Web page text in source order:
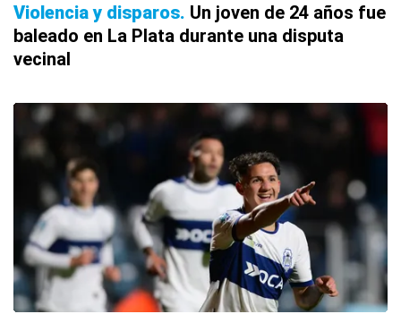
Violencia y disparos Un joven de 24 años fue
baleado en La Plata durante una disputa
vecinal